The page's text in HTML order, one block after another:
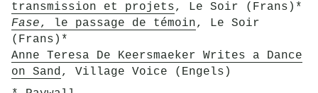
transmission et projets, Le Soir (Frans)*
Fase, le passage de témoin, Le Soir
(Frans)*
Anne Teresa De Keersmaeker Writes a Dance
on Sand, Village Voice (Engels)